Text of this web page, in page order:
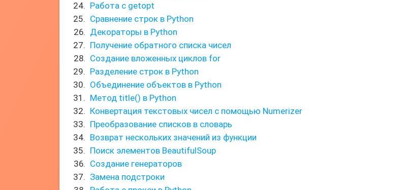
Работа с getopt
Сравнение строк в Python
Декораторы в Python
Получение обратного списка чисел
Создание вложенных циклов for
Разделение строк в Python
Объединение объектов в Python
Метод title() в Python
Конвертация текстовых чисел с помощью Numerizer
Преобразование списков в словарь
Возврат нескольких значений из функции
Поиск элементов BeautifulSoup
Создание генераторов
Замена подстроки